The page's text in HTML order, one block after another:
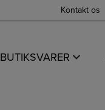
Kontakt os
BUTIKSVARER